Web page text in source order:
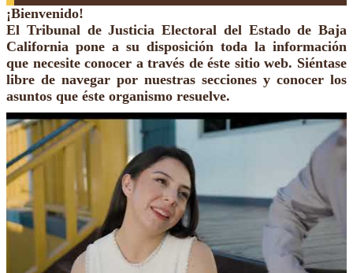
¡Bienvenido!
El Tribunal de Justicia Electoral del Estado de Baja
California pone a su disposición toda la información
que necesite conocer a través de éste sitio web. Siéntase
libre de navegar por nuestras secciones y conocer los
asuntos que éste organismo resuelve.